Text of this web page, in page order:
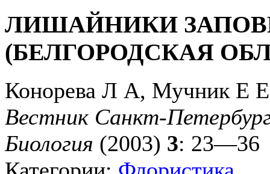
ЛИШАЙНИКИ
(БЕЛГОРОДСКАЯ
Конорева Л А, Мучник Е Е
Вестник Санкт-
Биология (2003) 3: 23—36